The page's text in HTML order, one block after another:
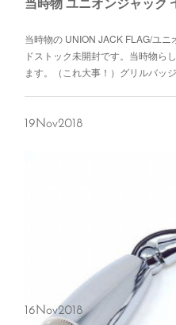
当時物の UNION JACK FLAG/ユ
ドストック未開封です。当時物ら
ます。（これ大事！）グリルバッ
19Nov2018
16Nov2018